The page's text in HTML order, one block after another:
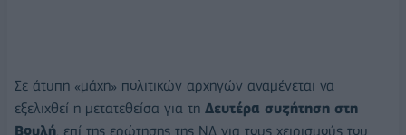
Σε άτυπη «μάχη» πολιτικών αρχηγών αναμένεται να
εξελιχθεί η μετατεθείσα για τη Δευτέρα συζήτηση στη
Βουλή, επί της ερώτησης της ΝΔ για τους χειρισμούς του